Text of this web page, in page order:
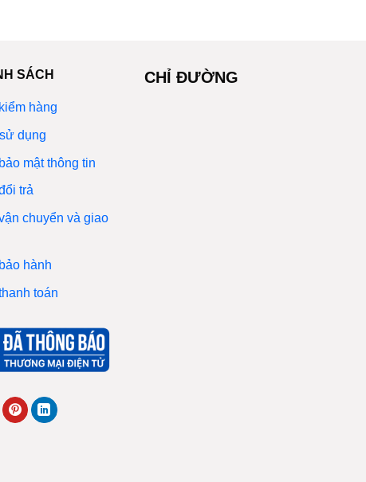
SÁCH
hàng
dụng
mật thông tin
trả
chuyển và giao
hành
toán
CHỈ ĐƯỜNG